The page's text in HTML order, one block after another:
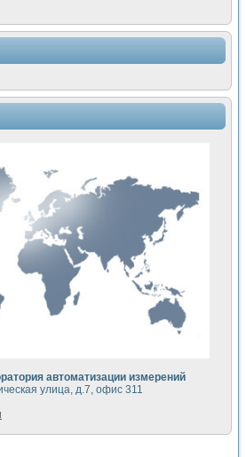
NI LabVIEW для математического
возможности создания измерителя ВАХ
моделирование генератора сигналов -
осциллографического модуля с высоким
импульсного радиолокационного
формирования уравнений состояния для
автоматизированного стенда для измерения
среды LabVIEW для построения картины
система для определения показателей
LabVIEW для управления источником
для снятия вольт-амперных характеристик
технологии: нано-, фемто-,
установка по измерению временных
лабораторный комплекс на базе
моделирования и оптимизации тепловой
прибор для исследования функциональных
возможности создания экономичного
кинетики движения макрочастиц в
свойств дисперсных продуктов
управления сверхпроводящим
технологий NI в курсе экспериментальной
аэрозоля и выпадения осадка в
автоматизации измерений
улица, д.7, офис 311